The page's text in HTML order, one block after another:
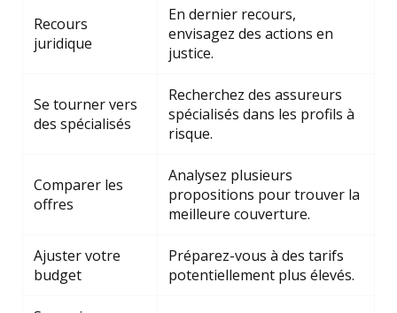
Recours
juridique
En dernier recours,
envisagez des actions en
justice.
Se tourner vers
des spécialisés
Recherchez des assureurs
spécialisés dans les profils à
risque.
Comparer les
offres
Analysez plusieurs
propositions pour trouver la
meilleure couverture.
Ajuster votre
budget
Préparez-vous à des tarifs
potentiellement plus élevés.